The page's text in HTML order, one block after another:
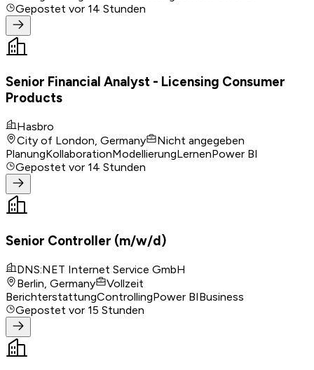
Gepostet vor 14 Stunden
Senior Financial Analyst - Licensing Consumer
Products
Hasbro
City of London, Germany
Nicht angegeben
PlanungKollaborationModellierungLernenPower BI
Gepostet vor 14 Stunden
Senior Controller (m/w/d)
DNS:NET Internet Service GmbH
Berlin, Germany
Vollzeit
BerichterstattungControllingPower BIBusiness
Gepostet vor 15 Stunden